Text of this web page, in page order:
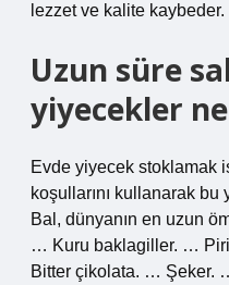
lezzet ve kalite kaybeder.
Uzun süre
yiyecekler
Evde yiyecek stoklamak
koşullarını kullanarak
Bal, dünyanın en uzun
… Kuru baklagiller. …
Bitter çikolata. … Şeker.